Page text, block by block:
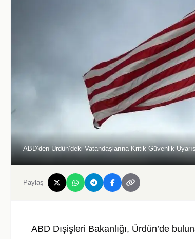
ABD’den Ürdün’deki Vatandaşlarına Kritik Güvenlik
Paylaş
ABD Dışişleri Bakanlığı, Ürdün’de